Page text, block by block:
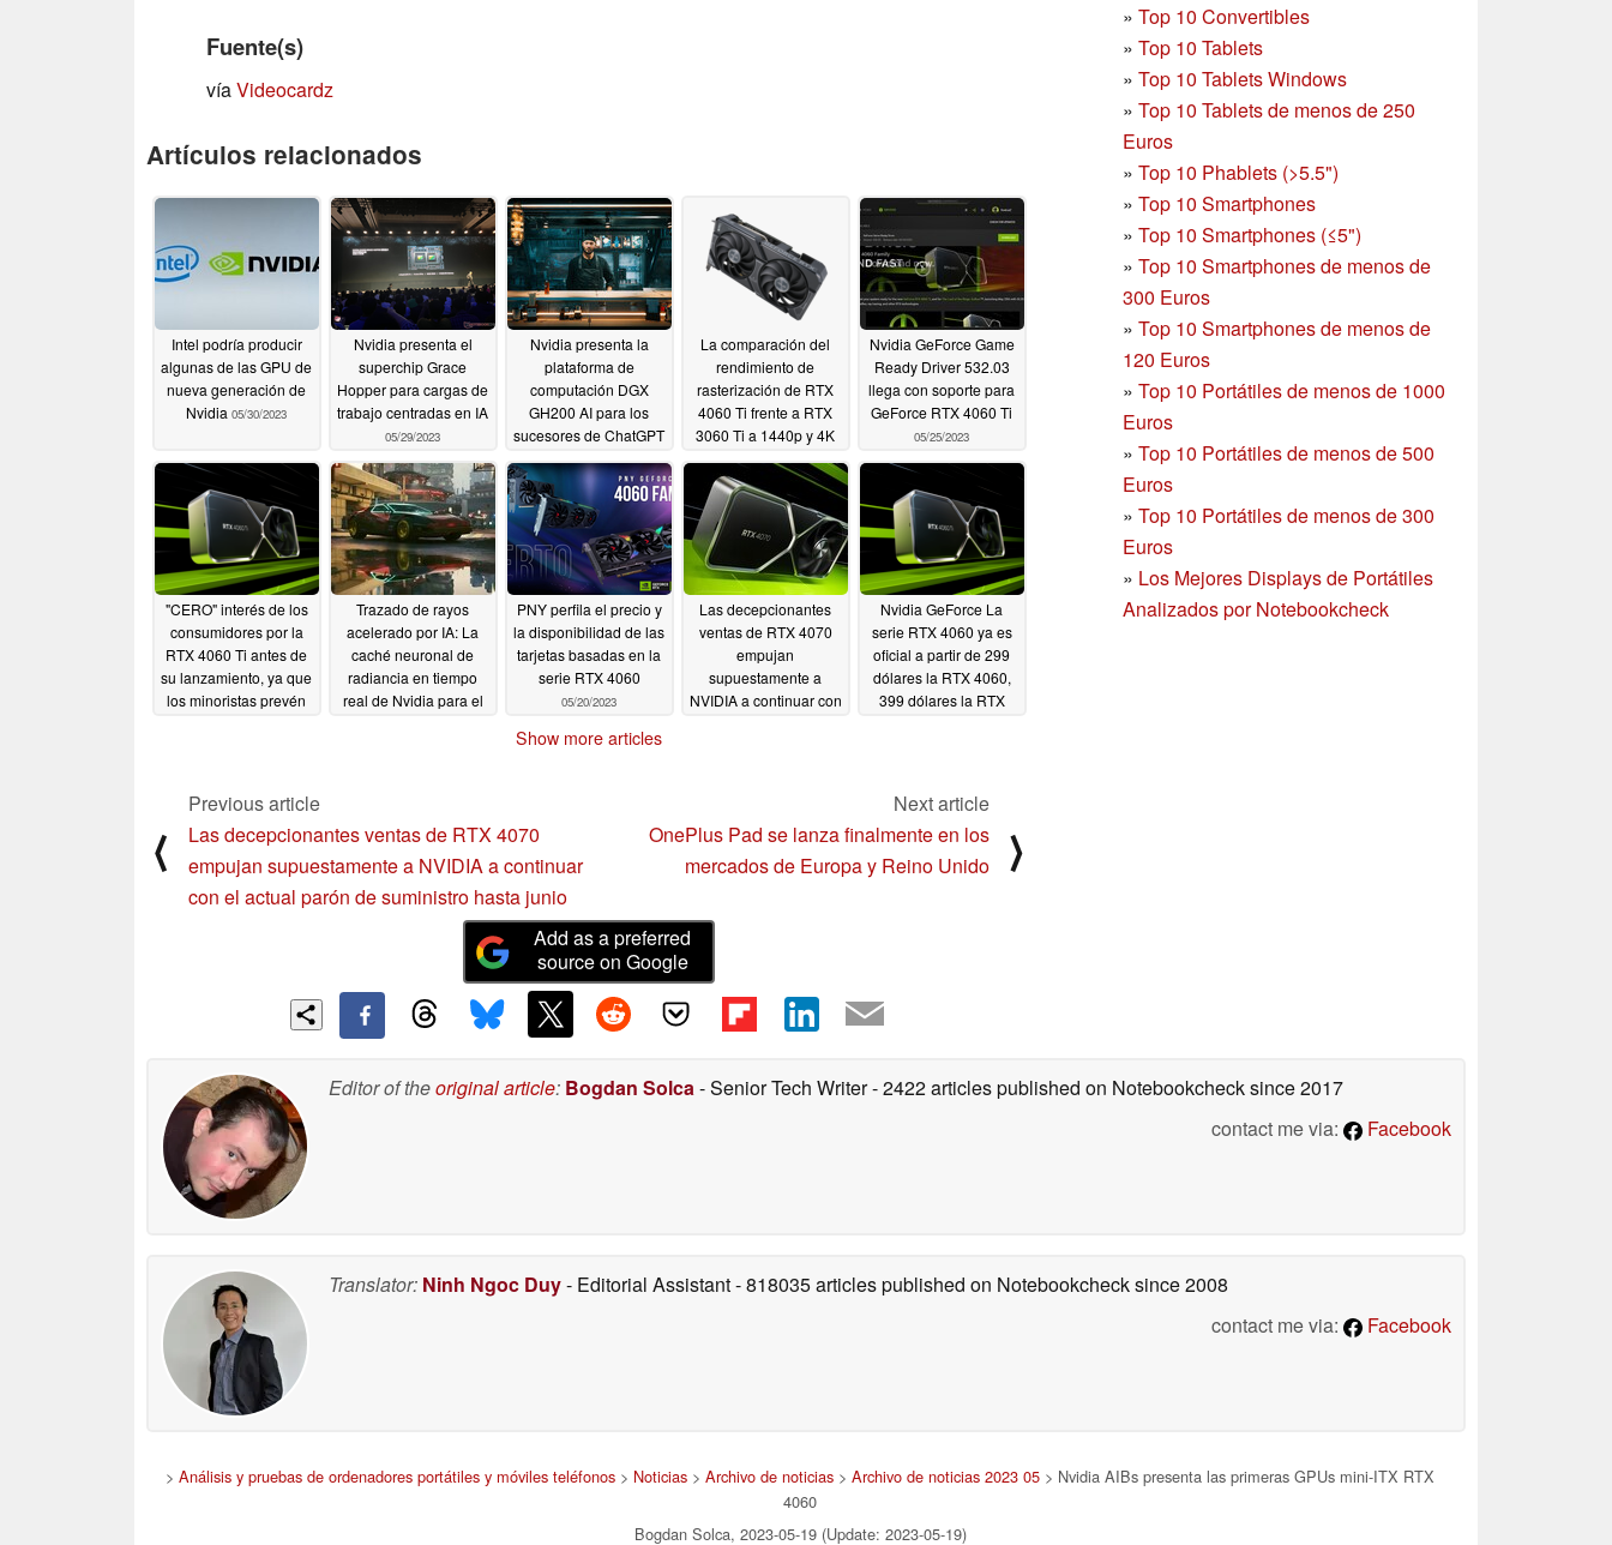
» Top 10 Convertibles
» Top 10 Tablets
» Top 10 Tablets Windows
» Top 10 Tablets de menos de 250
Euros
» Top 10 Phablets (>5.5")
» Top 10 Smartphones
» Top 10 Smartphones (≤5")
» Top 10 Smartphones de menos de
300 Euros
» Top 10 Smartphonesde menos de
120 Euros
» Top 10 Portátiles de menos de 1000
Euros
» Top 10 Portátiles de menos de 500
Euros
» Top 10 Portátiles de menos de 300
Euros
» Los Mejores Displays de Portátiles
Analizados por Notebookcheck
Fuente(s)
víaVideocardz
Artículos relacionados
Intel podría producir
algunas de las GPU de
nueva generación de
Nvidia 05/30/2023
Nvidia presenta el
superchip Grace
Hopper para cargas de
trabajo centradas en IA
05/29/2023
Nvidia presenta la
plataforma de
computación DGX
GH200 AI para los
sucesores de ChatGPT
Games para NPCs
ultrarrealistas
05/29/2023
La comparación del
rendimiento de
rasterización de RTX
4060 Ti frente a RTX
3060 Ti a 1440p y 4K
Lovelace sufre debido
al escaso ancho de
banda de la memoria
05/25/2023
Nvidia GeForce Game
Ready Driver 532.03
llega con soporte para
GeForce RTX 4060 Ti
05/25/2023
"CERO" interés de los
consumidores por la
RTX 4060 Ti antes de
su lanzamiento, ya que
los minoristas prevén
Trazado de rayos
acelerado por IA: La
caché neuronal de
radiancia en tiempo
real de Nvidia para el
PNY perfila el precio y
la disponibilidad de las
tarjetas basadas en la
serie RTX 4060
05/20/2023
Las decepcionantes
ventas de RTX 4070
empujan
supuestamente a
NVIDIA a continuar con
Nvidia GeForce La
serie RTX 4060 ya es
oficial a partir de 299
dólares la RTX 4060,
399 dólares la RTX
Show more articles
⟨
Previous article
Las decepcionantes ventas de RTX 4070
empujan supuestamente a NVIDIA a continuar
con el actual parón de suministro hasta junio
Next article
OnePlus Pad se lanza finalmente en los
mercados de Europa y Reino Unido
⟩
Add as a preferred
source on Google
Editor of theoriginal article: Bogdan Solca- Senior Tech Writer- 2422 articles published on Notebookchecksince 2017
contact me via:
Facebook
Translator: Ninh Ngoc Duy- Editorial Assistant- 818035 articles published on Notebookchecksince 2008
contact me via:
Facebook
> Análisis y pruebas de ordenadores portátiles y móviles teléfonos > Noticias > Archivo de noticias > Archivo de noticias 2023 05 > Nvidia AIBs presenta las primeras GPUs mini-ITX RTX
4060
Bogdan Solca, 2023-05-19 (Update: 2023-05-19)